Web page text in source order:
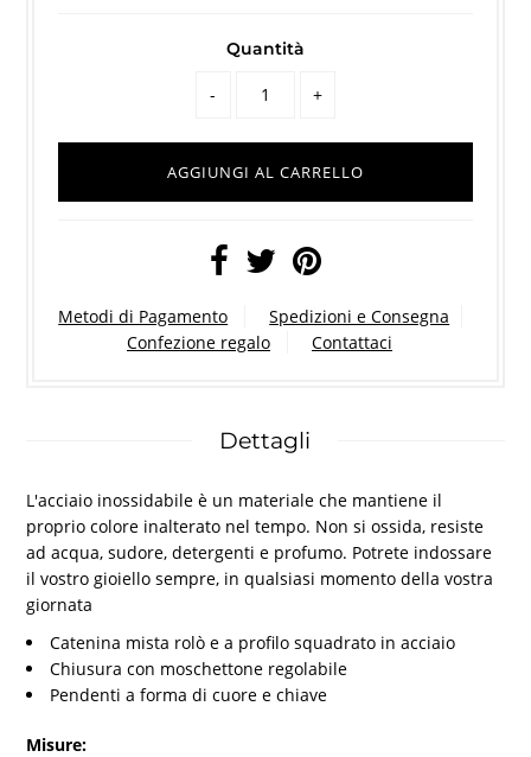
Quantità
- +
Metodi di Pagamento
Spedizioni e Consegna
Confezione regalo
Contattaci
Dettagli
L'acciaio inossidabile è un materiale che mantiene il
proprio colore inalterato nel tempo. Non si ossida, resiste
ad acqua, sudore, detergenti e profumo. Potrete indossare
il vostro gioiello sempre, in qualsiasi momento della vostra
giornata
Catenina mista rolò e a profilo squadrato in acciaio
Chiusura con moschettone regolabile
Pendenti a forma di cuore e chiave
Misure: